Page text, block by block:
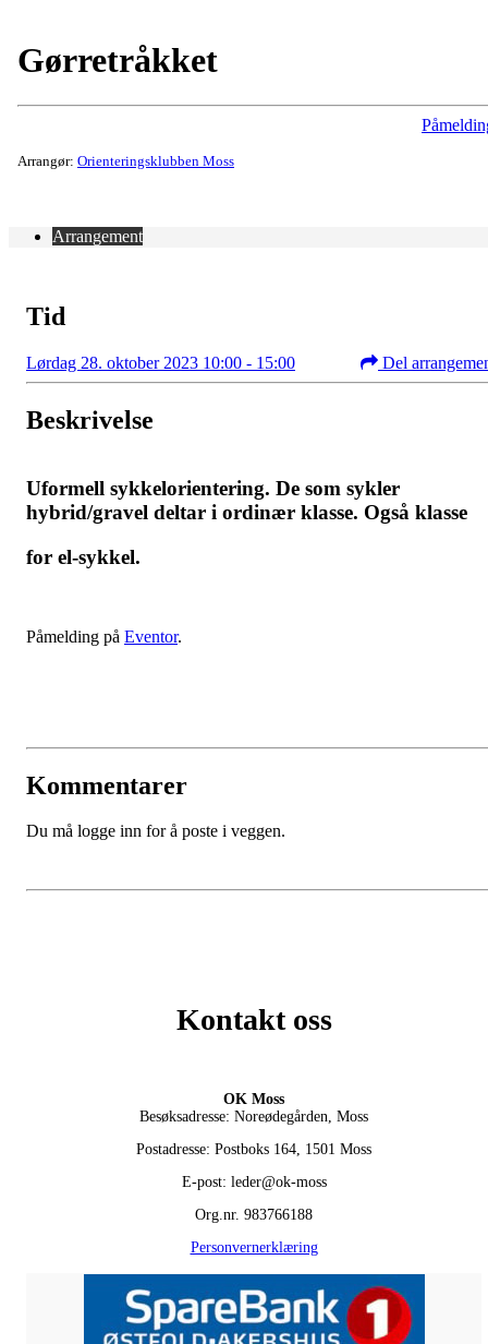
Gørretråkket
Arrangør: Orienteringsklubben Moss
Arrangement
Tid
Lørdag 28. oktober 2023 10:00 - 15:00 Del
Beskrivelse
Uformell sykkelorientering. De som sykler
hybrid/gravel deltar i ordinær klasse. Også klasse
for el-sykkel.
Påmelding på Eventor.
Kommentarer
Du må logge inn for å poste i veggen.
Kontakt oss
OK Moss
Besøksadresse: Noreødegården, Moss
Postadresse: Postboks 164, 1501 Moss
E-post: leder@ok-moss
Org.nr. 983766188
Personvernerklæring